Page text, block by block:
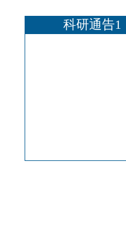
科研通告1